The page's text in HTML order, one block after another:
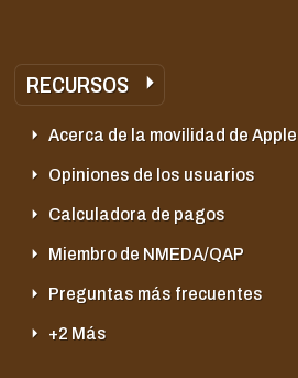
RECURSOS
Acerca de la movilidad de Apple
Opiniones de los usuarios
Calculadora de pagos
Miembro de NMEDA/QAP
Preguntas más frecuentes
+2 Más